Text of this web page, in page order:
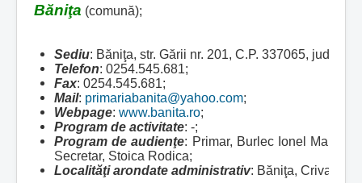
Băniţa (comună);
Sediu: Băniţa, str. Gării nr. 201, C.P. 337065, jud.
Telefon: 0254.545.681;
Fax: 0254.545.681;
Mail: primariabanita@yahoo.com;
Webpage: www.banita.ro;
Program de activitate: -;
Program de audienţe: Primar, Burlec Ionel Martin,
Secretar, Stoica Rodica;
Localităţi arondate administrativ: Băniţa, Crivadia